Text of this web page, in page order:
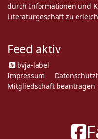
durch Informationen und
Literaturgeschäft zu
Feed aktiv
bvja-label
Impressum
Mitgliedschaft beantragen